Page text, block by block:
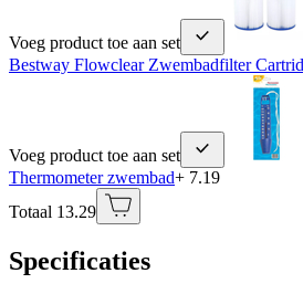
Voeg product toe aan set
Bestway Flowclear Zwembadfilter
Voeg product toe aan set
Thermometer zwembad+ 7.19
Totaal 13.29
Specificaties